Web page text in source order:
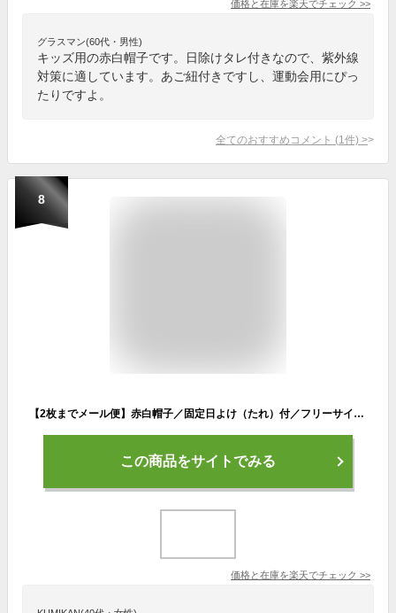
価格と在庫を楽天でチェック >>
グラスマン(60代・男性)
キッズ用の赤白帽子です。日除けタレ付きなので、紫外線
対策に適しています。あご紐付きですし、運動会用にぴっ
たりですよ。
全てのおすすめコメント (1 件) >
8
【2枚までメール便】赤白帽子／固定日よけ（たれ）付／フリーサイズ／フットマーク製／赤白ぼうし 紅白帽子 運動帽子
この商品をサイトでみる
価格と在庫を楽天でチェック >>